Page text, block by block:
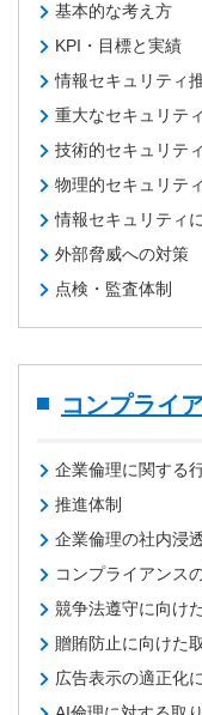
基本的な考え方
KPI・目標と実績
情報セキュリティ
重大なセキュリテ
技術的セキュリテ
物理的セキュリテ
情報セキュリティ
外部脅威への対策
点検・監査体制
コンプライ
企業倫理に関する
推進体制
企業倫理の社内浸
コンプライアンス
競争法遵守に向け
贈賄防止に向けた
広告表示の適正化